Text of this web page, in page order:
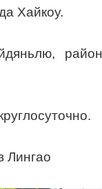
Хайкоу.
Лингао